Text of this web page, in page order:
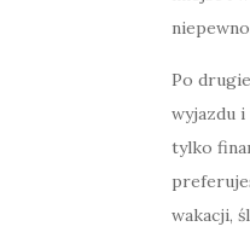
Po
wyjazdu
tylko
wakacji,